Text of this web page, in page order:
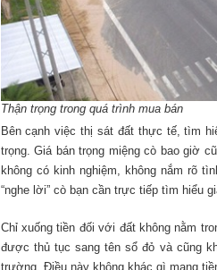
Thận trọng trong quá trình mua bán
Bên cạnh việc thị sát đất thực tế, tìm
trọng. Giá bán trọng miệng cò bao giờ
không có kinh nghiệm, không nắm rõ
“nghe lời” cò bạn cần trực tiếp tìm hiểu
Chỉ xuống tiền đối với đất không nằm
được thủ tục sang tên sổ đỏ và cũng
trường. Điều này không khác gì mang